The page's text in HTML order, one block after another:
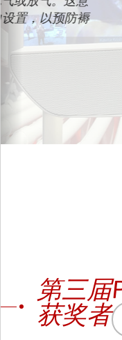
组成，可让6
进行移动。
大轮子支撑婴
第三届
获奖者